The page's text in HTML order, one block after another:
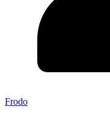
Frodo